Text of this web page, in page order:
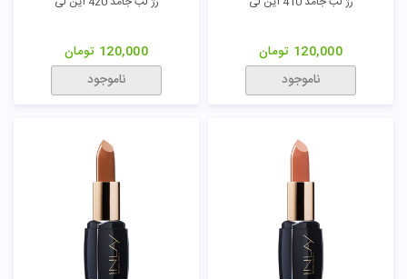
120,000 تومان
ناموجود
120,000 تومان
ناموجود